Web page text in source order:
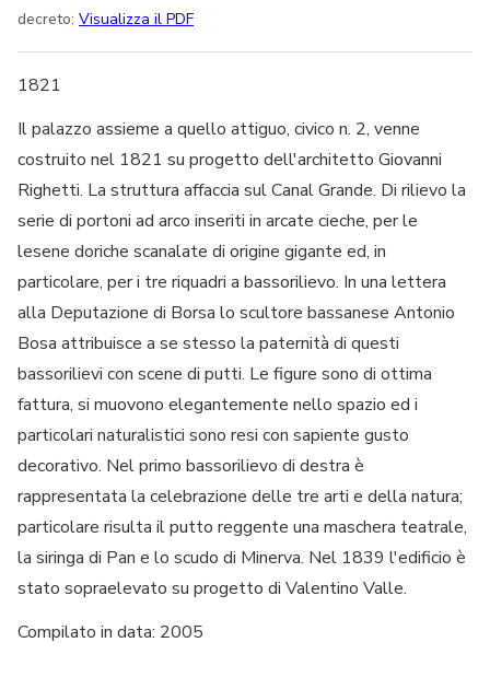
decreto: Visualizza il PDF
1821
Il palazzo assieme a quello attiguo, civico n. 2, venne
costruito nel 1821 su progetto dell'architetto Giovanni
Righetti. La struttura affaccia sul Canal Grande. Di rilievo la
serie di portoni ad arco inseriti in arcate cieche, per le
lesene doriche scanalate di origine gigante ed, in
particolare, per i tre riquadri a bassorilievo. In una lettera
alla Deputazione di Borsa lo scultore bassanese Antonio
Bosa attribuisce a se stesso la paternità di questi
bassorilievi con scene di putti. Le figure sono di ottima
fattura, si muovono elegantemente nello spazio ed i
particolari naturalistici sono resi con sapiente gusto
decorativo. Nel primo bassorilievo di destra è
rappresentata la celebrazione delle tre arti e della natura;
particolare risulta il putto reggente una maschera teatrale,
la siringa di Pan e lo scudo di Minerva. Nel 1839 l'edificio è
stato sopraelevato su progetto di Valentino Valle.
Compilato in data: 2005